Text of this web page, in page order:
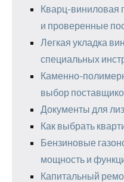
Кварц-виниловая
и проверенные
Легкая укладка
специальных
Каменно-
выбор
Документы для
Как выбрать
Бензиновые
мощность и
Капитальный